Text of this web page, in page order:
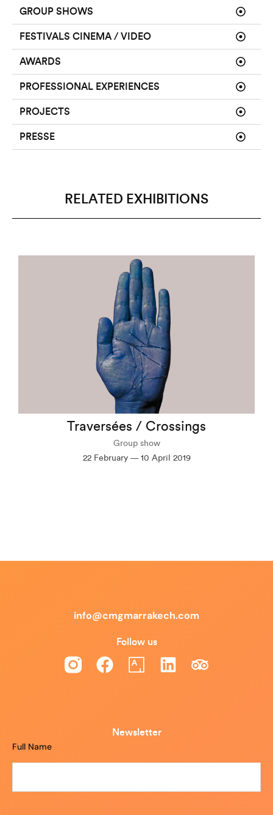
GROUP SHOWS
FESTIVALS CINEMA / VIDEO
AWARDS
PROFESSIONAL EXPERIENCES
PROJECTS
PRESSE
RELATED EXHIBITIONS
Traversées / Crossings
Group show
22 February — 10 April 2019
info@cmgmarrakech.com
Follow us
Newsletter
Full Name